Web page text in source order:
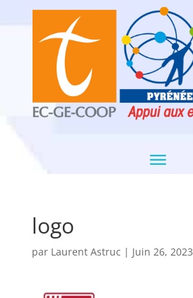
logo
par Laurent Astruc | Juin 26, 2023